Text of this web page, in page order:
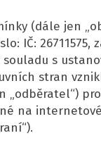
(dále jen
IČ:
s
stran
„odběratel“)
na